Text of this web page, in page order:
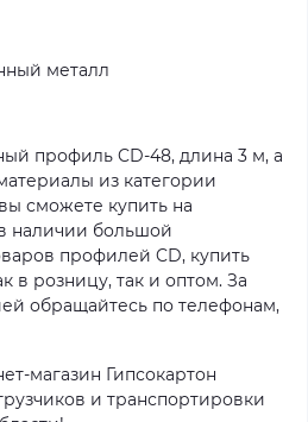
металл
профиль CD-48, длина 3 м, а
из категории
сможете купить на
наличии большой
профилей CD, купить
в розницу, так и оптом. За
обращайтесь по телефонам,
магазин Гипсокартон
и транспортировки